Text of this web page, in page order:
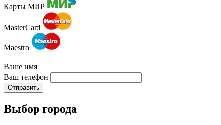
Карты МИР
MasterCard
Maestro
Ваше имя
Ваш телефон
Отправить
Выбор города